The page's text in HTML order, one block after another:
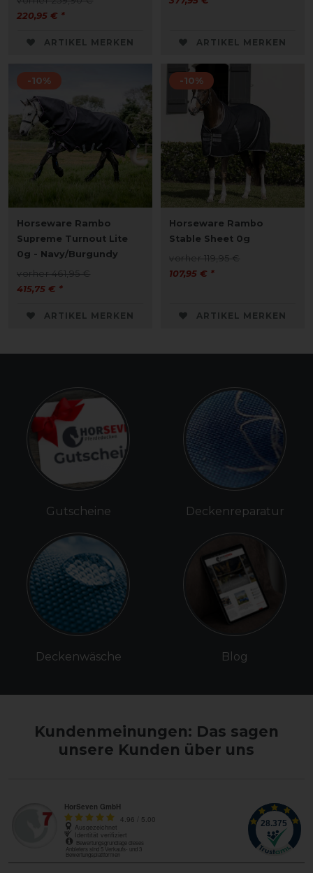
220,95 € *
ARTIKEL MERKEN ARTIKEL MERKEN
-10%
Horseware Rambo
Supreme Turnout Lite
0g - Navy/Burgundy
vorher 461,95 €
415,75 € *
ARTIKEL MERKEN
-10%
Horseware Rambo
Stable Sheet 0g
vorher 119,95 €
107,95 € *
ARTIKEL MERKEN
Gutscheine
Deckenwäsche
Deckenreparatur
Blog
Kundenmeinungen: Das sagen
unsere Kunden über uns